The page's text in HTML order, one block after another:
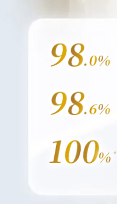
98.0%
98.6%
100%*